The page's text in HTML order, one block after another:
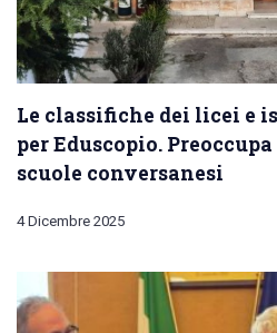
Le classifiche dei licei e
per Eduscopio.
scuole conversanesi
4 Dicembre 2025